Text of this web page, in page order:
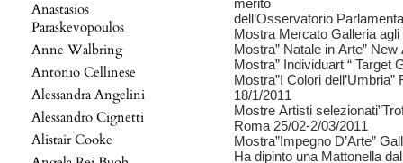
Anastasios
Paraskevopoulos
Anne Walbring
Antonio Cellinese
Alessandra Angelini
Alessandro Cignetti
Alistair Cooke
merito
dell’Osservatorio
Mostra Mercato Galleria
Mostra” Natale in Arte”
Mostra” Individuart “ Target
Mostra”I Colori
18/1/2011
Mostre Artisti
Roma 25/02-2/03/2011
Mostra”Impegno D’Arte”
Ha dipinto una Mattonella